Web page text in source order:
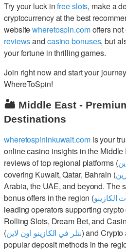
Try your luck infree slots, make a
cryptocurrency at the best
websitewheretospin.comoffers not
reviewsand casino bonuses, but
your fortune in thrilling games.
Join right now and start your
WhereToSpin!
🏜️ Middle East -
Destinations
wheretospininkuwait.comis your
online casino insights in the
reviews of top regional platforms (
covering Kuwait, Qatar, Bahrain (
Arabia, the UAE, and beyond. The
bonus offers in the region (الكازينو
leading operators supporting
Rolling Slots, Dream Bet, and
(نتلر في الكازينو اون لاين) and
popular deposit methods in the